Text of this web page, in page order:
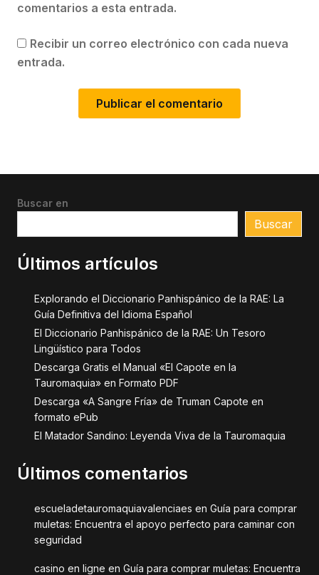
comentarios a esta entrada.
Recibir un correo electrónico con cada nueva
entrada.
Buscar en
Buscar
Últimos artículos
Explorando el Diccionario Panhispánico de la RAE: La
Guía Definitiva del Idioma Español
El Diccionario Panhispánico de la RAE: Un Tesoro
Lingüístico para Todos
Descarga Gratis el Manual «El Capote en la
Tauromaquia» en Formato PDF
Descarga «A Sangre Fría» de Truman Capote en
formato ePub
El Matador Sandino: Leyenda Viva de la Tauromaquia
Últimos comentarios
escueladetauromaquiavalenciaes en Guía para comprar
muletas: Encuentra el apoyo perfecto para caminar con
seguridad
casino en ligne en Guía para comprar muletas: Encuentra